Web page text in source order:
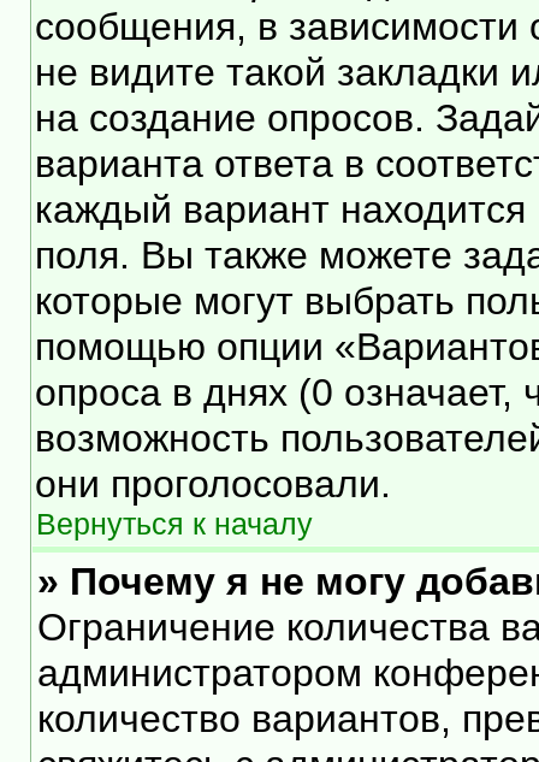
сообщения, в зависимости
не видите такой
на создание опросов.
варианта ответа в
каждый вариант находится
поля. Вы также можете
которые могут выбрать
помощью опции
опроса в днях (0 означает,
возможность
они проголосовали.
Вернуться к началу
» Почему я не могу
Ограничение количества
администратором
количество вариантов,